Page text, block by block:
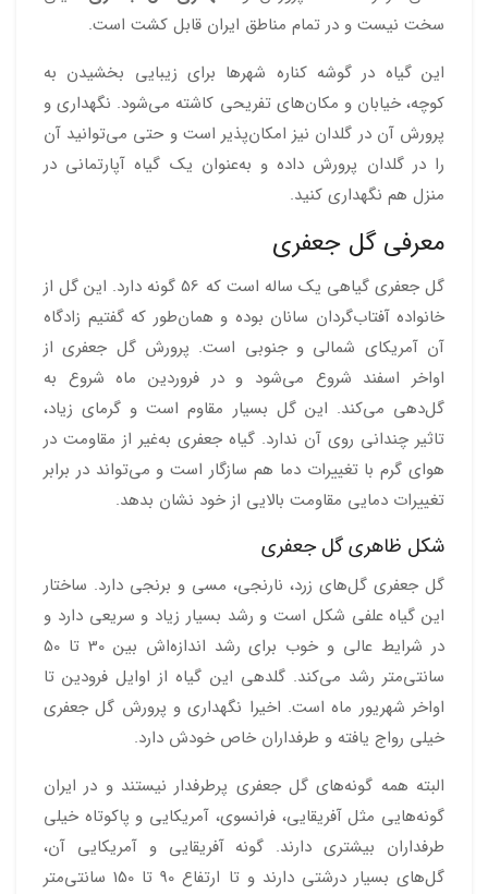
سخت نیست و در تمام مناطق ایران قابل کشت است.
این گیاه در گوشه کناره‌ شهرها برای زیبایی بخشیدن به
کوچه، خیابان و مکان‌های تفریحی کاشته می‌شود. نگهداری و
پرورش آن در گلدان نیز امکان‌پذیر است و حتی می‌توانید آن
را در گلدان پرورش داده و به‌عنوان یک گیاه آپارتمانی در
منزل هم نگهداری کنید.
معرفی گل جعفری
گل جعفری گیاهی یک ساله است که 56 گونه دارد. این گل از
خانواده آفتاب‌گردان سانان بوده و همان‌طور که گفتیم زادگاه
آن آمریکای شمالی و جنوبی است. پرورش گل جعفری از
اواخر اسفند شروع می‌شود و در فروردین ماه شروع به
گل‌دهی می‌کند. این گل بسیار مقاوم است و گرمای زیاد،
تاثیر چندانی روی آن ندارد. گیاه جعفری به‌غیر از مقاومت در
هوای گرم با تغییرات دما هم سازگار است و می‌تواند در برابر
تغییرات دمایی مقاومت بالایی از خود نشان بدهد.
شکل ظاهری گل جعفری
گل جعفری گل‌های زرد، نارنجی، مسی و برنجی دارد. ساختار
این گیاه علفی شکل است و رشد بسیار زیاد و سریعی دارد و
در شرایط عالی و خوب برای رشد اندازه‌اش بین 30 تا 50
سانتی‌متر رشد می‌کند. گلدهی این گیاه از اوایل فرودین تا
اواخر شهریور ماه است. اخیرا نگهداری و پرورش گل جعفری
خیلی رواج یافته و طرفداران خاص خودش دارد.
البته همه گونه‌های گل جعفری پرطرفدار نیستند و در ایران
گونه‌هایی مثل آفریقایی، فرانسوی، آمریکایی و پاکوتاه خیلی
طرفداران بیشتری دارند. گونه آفریقایی و آمریکایی آن،
گل‌های بسیار درشتی دارند و تا ارتفاع 90 تا 150 سانتی‌متر